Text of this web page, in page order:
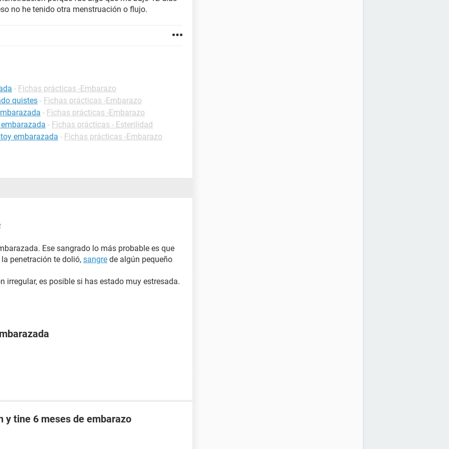
no he tenido otra menstruación o flujo.
- Fichas prácticas -Embarazo
quistes - Fichas prácticas -Embarazo
- Fichas prácticas -Embarazo
- Fichas prácticas - Esterilidad
embarazada - Fichas prácticas -Embarazo
Ese sangrado lo más probable es que
penetración te dolió, sangre de algún pequeño
irregular, es posible si has estado muy estresada.
y tine 6 meses de embarazo